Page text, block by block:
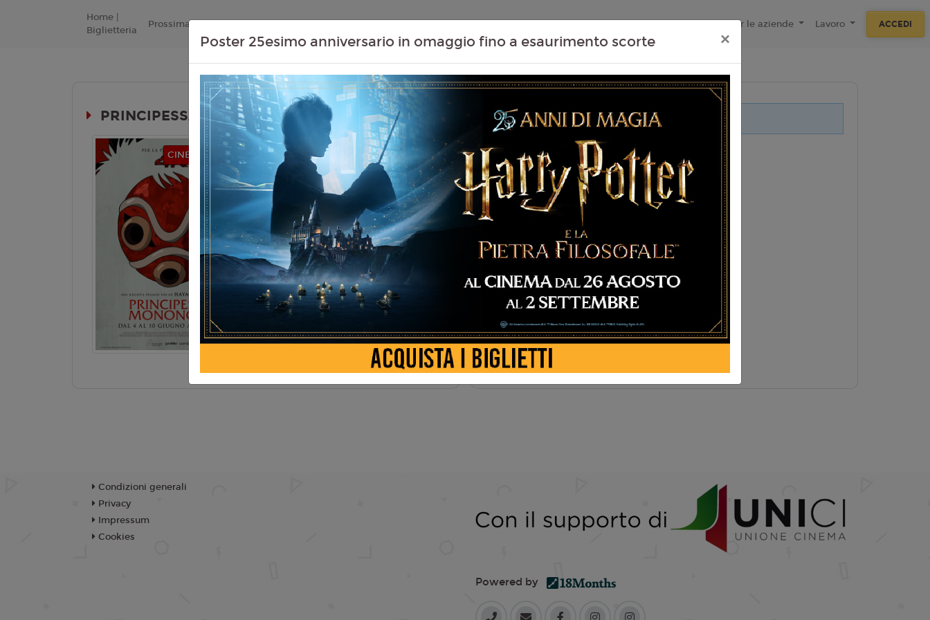
Home |
Biglietteria
Prossimamente Listino Prezzi Contenuti Extra Proiezioni Scolastiche Eventi Passati Tecnologie F.A.Q Per le aziende Lavoro ACCEDI
PRINCIPESSA MONONOKE 4K (RIED. 2026)
CINEMA IN FESTA
ANIME
Durata: 133 min
Genere: Animazione
Lingua:Italiano
EtàT
Regia:H. Miyazaki
Anno:1997
TRAMA
Non ci sono spettacoli legati a questo evento.
Poster 25esimo anniversario in omaggio fino a esaurimento scorte ×
Condizioni generali
Privacy
Impressum
Cookies
Powered by